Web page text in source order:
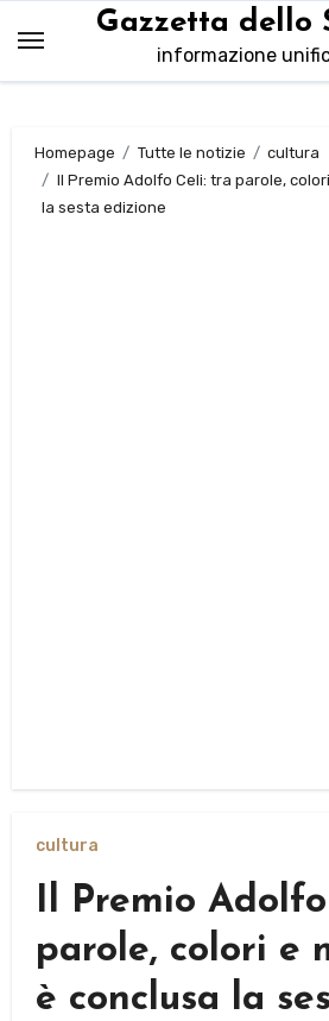
contenuto
Gazzetta dello
informazione
Homepage Tutte le notizie
cultura
Il Premio Adolfo Celi: tra parole,
la sesta edizione
cultura
Il Premio
parole, colori e
è conclusa la